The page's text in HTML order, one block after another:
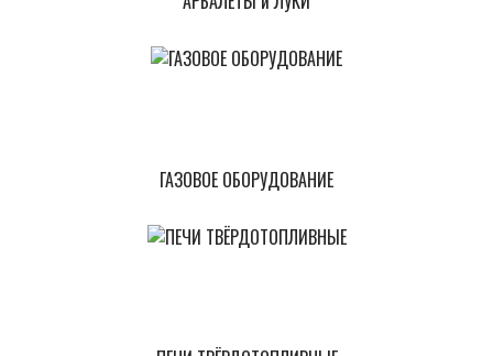
ГАЗОВОЕ ОБОРУДОВАНИЕ